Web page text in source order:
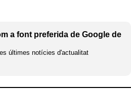
a font preferida de Google de
últimes notícies d'actualitat